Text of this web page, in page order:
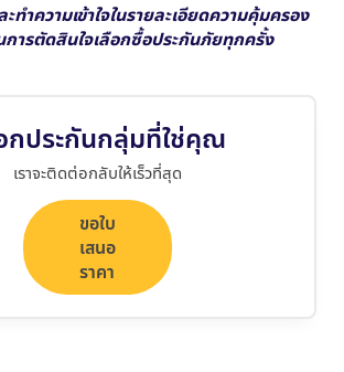
ำความเข้าใจในรายละเอียดความคุ้มครอง
การตัดสินใจเลือกซื้อประกันภัยทุกครั้ง
กประกันกลุ่มที่ใช่คุณ
เราจะติดต่อกลับให้เร็วที่สุด
ขอใบ
เสนอ
ราคา